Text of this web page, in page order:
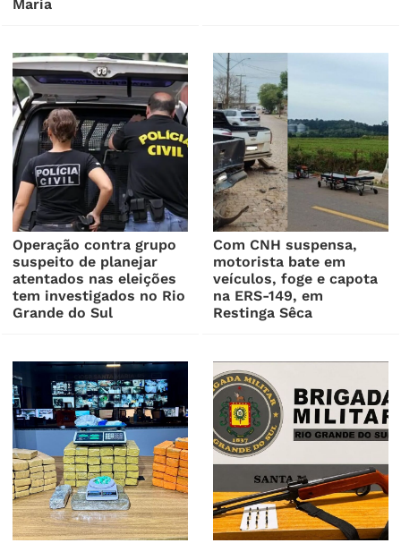
Maria
Operação contra grupo
suspeito de planejar
atentados nas eleições
tem investigados no Rio
Grande do Sul
Com CNH suspensa,
motorista bate em
veículos, foge e capota
na ERS-149, em
Restinga Sêca